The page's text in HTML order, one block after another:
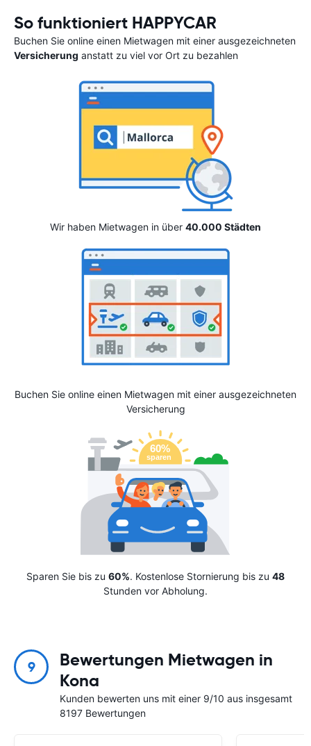
So funktioniert HAPPYCAR
Buchen Sie online einen Mietwagen mit einer ausgezeichneten
Versicherung anstatt zu viel vor Ort zu bezahlen
Wir haben Mietwagen in über 40.000 Städten
Buchen Sie online einen Mietwagen mit einer ausgezeichneten
Versicherung
Sparen Sie bis zu 60%. Kostenlose Stornierung bis zu 48
Stunden vor Abholung.
9
Bewertungen Mietwagen in
Kona
Kunden bewerten uns mit einer 9/10 aus insgesamt
8197 Bewertungen